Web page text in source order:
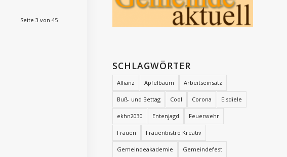
Seite 3 von 45
SCHLAGWÖRTER
Allianz Apfelbaum Arbeitseinsatz
Buß- und Bettag Cool Corona Eisdiele
ekhn2030 Entenjagd Feuerwehr
Frauen Frauenbistro Kreativ
Gemeindeakademie Gemeindefest